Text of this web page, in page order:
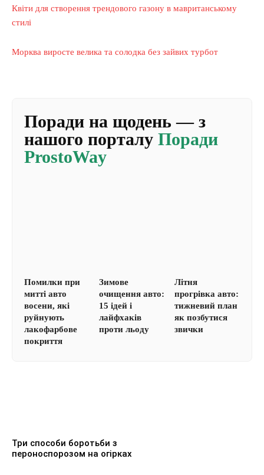
Квіти для створення трендового газону в мавританському
стилі
Морква виросте велика та солодка без зайвих турбот
Поради на щодень — з
нашого порталу Поради
ProstoWay
Помилки при
митті авто
восени, які
руйнують
лакофарбове
покриття
Зимове
очищення авто:
15 ідей і
лайфхаків
проти льоду
Літня
прогрівка авто:
тижневий план
як позбутися
звички
Три способи боротьби з
пероноспорозом на огірках